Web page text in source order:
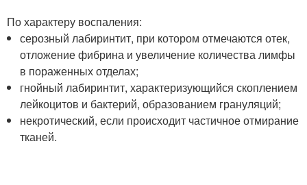
По характеру воспаления:
серозный лабиринтит, при котором отмечаются отек,
отложение фибрина и увеличение количества лимфы
в пораженных отделах;
гнойный лабиринтит, характеризующийся скоплением
лейкоцитов и бактерий, образованием грануляций;
некротический, если происходит частичное отмирание
тканей.